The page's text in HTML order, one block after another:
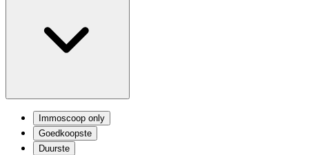
Immoscoop only
Goedkoopste
Duurste